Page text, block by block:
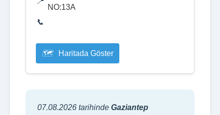
NO:13A
Haritada Göster
07.08.2026 tarihinde Gaziantep